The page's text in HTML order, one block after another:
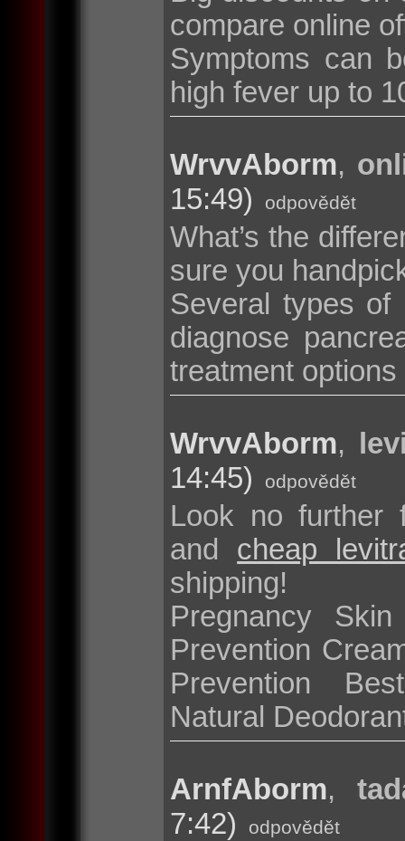
compare online
Symptoms can
high fever up to
WrvvAborm,
15:49)
odpovědět
What’s the
sure you
Several types
diagnose
treatment
WrvvAborm,
14:45)
odpovědět
Look no further
and cheap
shipping!
Pregnancy
Prevention
Prevention
Natural
ArnfAborm,
7:42)
odpovědět